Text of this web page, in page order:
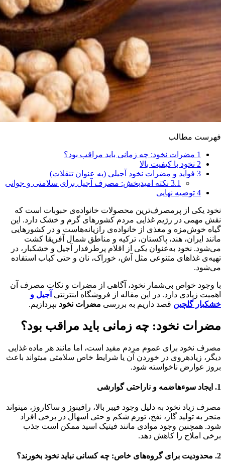
فهرست مطالب
1 مضرات نخود: چه زمانی باید مراقب بود؟
2 نخود با کیفیت بالا
3 فواید و مضرات نخود آجیلی (به عنوان تنقلات)
3.1 نکته امیدبخش: مصرف آجیل برای سلامتی و جوانی
4 توصیه نهایی
نخود یکی از پرمصرف‌ترین محصولات خانواده‌ی حبوبات است که
نقش مهمی در رژیم غذایی مردم کشورهای گرم و خشک دارد. این
گیاه خوش‌مزه و مغذی از خانواده‌ی رازیانه‌هاست و در کشورهایی
مانند ایران، هند، پاکستان، ترکیه و مناطق شمال آفریقا کشت
می‌شود. نخود به‌عنوان یکی از اقلام پرطرفدار آجیل و خشکبار، در
تهیه‌ی غذاهای متنوعی مثل آش، خوراک، نان و حتی کباب استفاده
می‌شود.
با وجود خواص بی‌شمار نخود، آگاهی از مضرات و نکات مصرف آن
اهمیت زیادی دارد. در این مقاله از فروشگاه اینترنتی آجیل و
خشکبار گلچین قصد داریم به بررسی مضرات نخود بپردازیم.
مضرات نخود: چه زمانی باید مراقب بود؟
مصرف نخود برای عموم مردم مفید است، اما مانند هر ماده غذایی
دیگر، زیادهروی در خوردن آن یا شرایط خاص سلامتی میتواند باعث
بروز عوارض ناخواسته شود.
1. ایجاد سوءهاضمه و ناراحتی گوارشی
مصرف زیاد نخود به دلیل وجود فیبر بالا، رافینوز و ساکاروز، میتواند
منجر به تولید گاز، نفخ، تورم شکم و حتی اسهال در برخی افراد
شود. همچنین وجود موادی مانند فیتیک اسید ممکن است جذب
برخی املاح را کاهش دهد.
2. محدودیت برای گروه‌های خاص: چه کسانی نباید نخود بخورند؟